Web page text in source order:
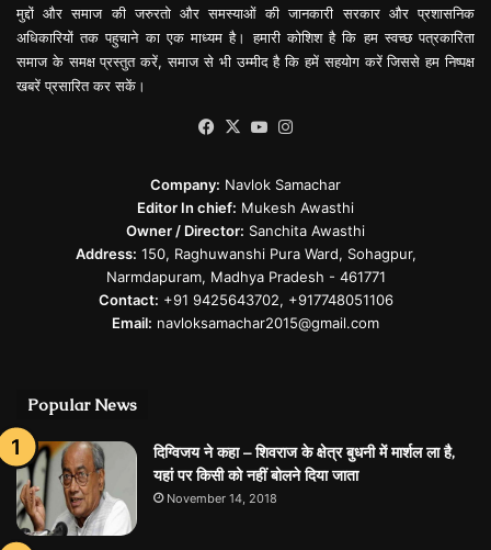
मुद्दों और समाज की जरुरतो और समस्याओं की जानकारी सरकार और प्रशासनिक
अधिकारियों तक पहुचाने का एक माध्यम है। हमारी कोशिश है कि हम स्वच्छ पत्रकारिता
समाज के समक्ष प्रस्तुत करें, समाज से भी उम्मीद है कि हमें सहयोग करें जिससे हम निष्पक्ष
खबरें प्रसारित कर सकें।
Facebook
X YouTube
Company: Navlok Samachar
Editor In chief: Mukesh Awasthi
Owner / Director: Sanchita Awasthi
Address: 150, Raghuwanshi Pura Ward, Sohagpur,
Narmdapuram, Madhya Pradesh - 461771
Contact: +91 9425643702, +917748051106
Email: navloksamachar2015@gmail.com
Popular News
दिग्विजय ने कहा – शिवराज के क्षेत्र बुधनी में मार्शल ला है,
यहां पर किसी को नहीं बोलने दिया जाता
November 14, 2018